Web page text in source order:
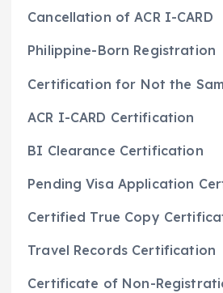
Cancellation of ACR I-CARD
Philippine-Born Registration
Certification for Not the
ACR I-CARD Certification
BI Clearance Certification
Pending Visa Application
Certified True Copy
Travel Records Certification
Certificate of Non-